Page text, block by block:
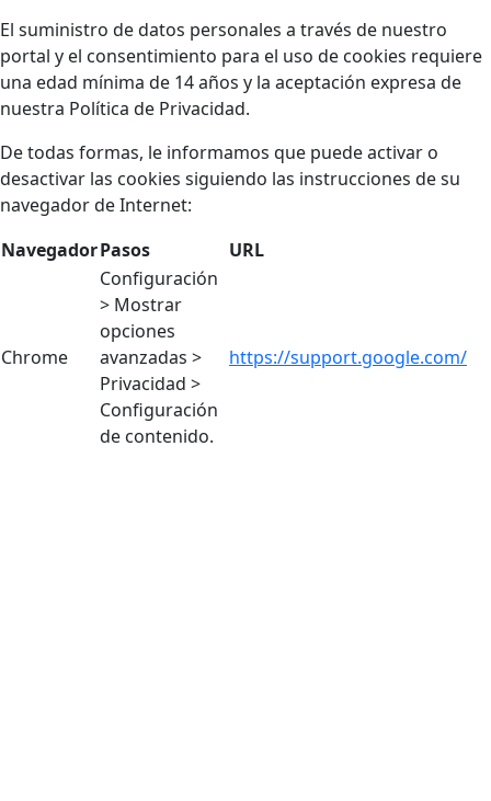
El suministro de datos personales a través de nuestro
portal y el consentimiento para el uso de cookies requiere
una edad mínima de 14 años y la aceptación expresa de
nuestra Política de Privacidad.
De todas formas, le informamos que puede activar o
desactivar las cookies siguiendo las instrucciones de su
navegador de Internet:
NavegadorPasos URL
Chrome
Configuración
> Mostrar
opciones
avanzadas >
Privacidad >
Configuración
de contenido.
https://support.google.com/